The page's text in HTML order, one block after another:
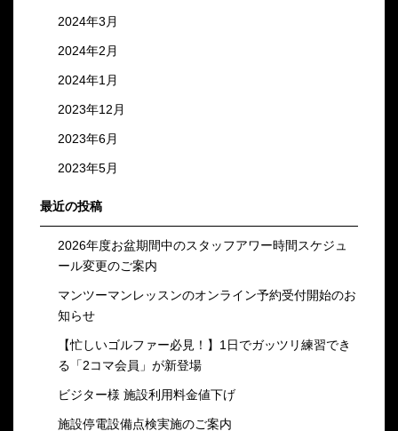
2024年3月
2024年2月
2024年1月
2023年12月
2023年6月
2023年5月
最近の投稿
2026年度お盆期間中のスタッフアワー時間スケジュ
ール変更のご案内
マンツーマンレッスンのオンライン予約受付開始のお
知らせ
【忙しいゴルファー必見！】1日でガッツリ練習でき
る「2コマ会員」が新登場
ビジター様 施設利用料金値下げ
施設停電設備点検実施のご案内